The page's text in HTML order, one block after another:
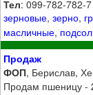
Тел: 099-782-782-7
зерновые,зерно,
масличные,
Продаж
ФОП, Берислав,
Продам пшеницу -